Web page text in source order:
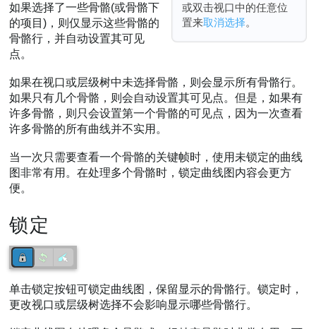
或双击视口中的任意位
置来取消选择。
如果选择了一些骨骼(或骨骼下
的项目)，则仅显示这些骨骼的
骨骼行，并自动设置其可见
点。
如果在视口或层级树中未选择骨骼，则会显示所有骨骼行。
如果只有几个骨骼，则会自动设置其可见点。但是，如果有
许多骨骼，则只会设置第一个骨骼的可见点，因为一次查看
许多骨骼的所有曲线并不实用。
当一次只需要查看一个骨骼的关键帧时，使用未锁定的曲线
图非常有用。在处理多个骨骼时，锁定曲线图内容会更方
便。
锁定
单击锁定按钮可锁定曲线图，保留显示的骨骼行。锁定时，
更改视口或层级树选择不会影响显示哪些骨骼行。